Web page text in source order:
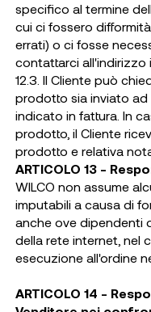
specifico al termine
cui ci fossero
errati) o ci fosse
contattarci all'indirizzo
12.3. Il Cliente può
prodotto sia inviato ad
indicato in fattura. In
prodotto, il Cliente
prodotto e relativa
ARTICOLO 13 -
WILCO non assume
imputabili a causa di
anche ove dipendenti
della rete internet, nel
esecuzione all'ordine
ARTICOLO 14 -